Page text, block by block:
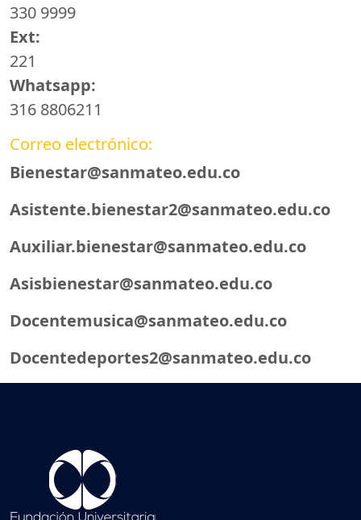
330 9999
Ext:
221
Whatsapp:
316 8806211
Correo electrónico:
Bienestar@sanmateo.edu.co
Asistente.bienestar2@sanmateo.edu.co
Auxiliar.bienestar@sanmateo.edu.co
Asisbienestar@sanmateo.edu.co
Docentemusica@sanmateo.edu.co
Docentedeportes2@sanmateo.edu.co